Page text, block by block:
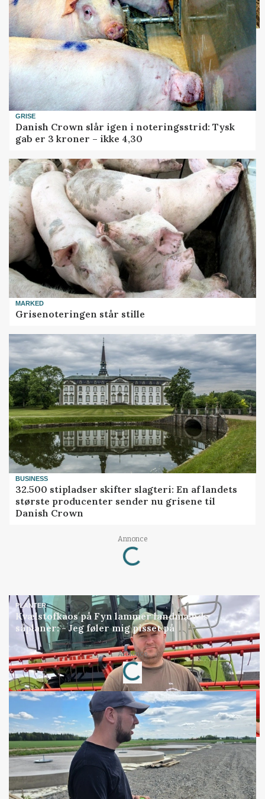
GRISE
Danish Crown slår igen i noteringsstrid: Tysk
gab er 3 kroner – ikke 4,30
MARKED
Grisenoteringen står stille
BUSINESS
32.500 stipladser skifter slagteri: En af landets
største producenter sender nu grisene til
Danish Crown
Annonce
Loading...
PLANTER
Kvælstofkaos på Fyn lammer landmænds
såplaner: - Jeg føler mig pisset på
Annonce
Loading...